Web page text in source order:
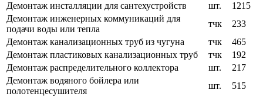
Демонтаж инсталляции для сантехустройств
шт.
1215
Демонтаж инженерных коммуникаций для
подачи воды или тепла
тчк
233
Демонтаж канализационных труб из чугуна
тчк
465
Демонтаж пластиковых канализационных труб
тчк
192
Демонтаж распределительного коллектора
шт.
217
Демонтаж водяного бойлера или
полотенцесушителя
шт.
515